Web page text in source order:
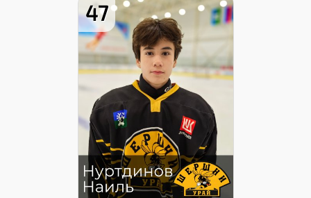
47
Хват клюшки:
Левый
Дата заявки:
12.12.2024